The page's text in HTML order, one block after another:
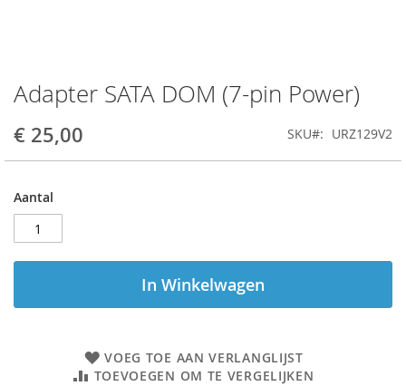
Adapter SATA DOM (7-pin Power)
€ 25,00 SKU URZ129V2
Aantal
In Winkelwagen
VOEG TOE AAN VERLANGLIJST
TOEVOEGEN OM TE VERGELIJKEN
Ga
naar
het
begin
van
afbeeldingen-
gallerij